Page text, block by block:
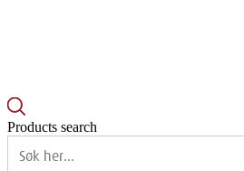
Products search